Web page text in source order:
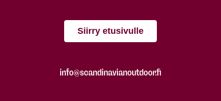
Siirry etusivulle
info@scandinavianoutdoor.fi